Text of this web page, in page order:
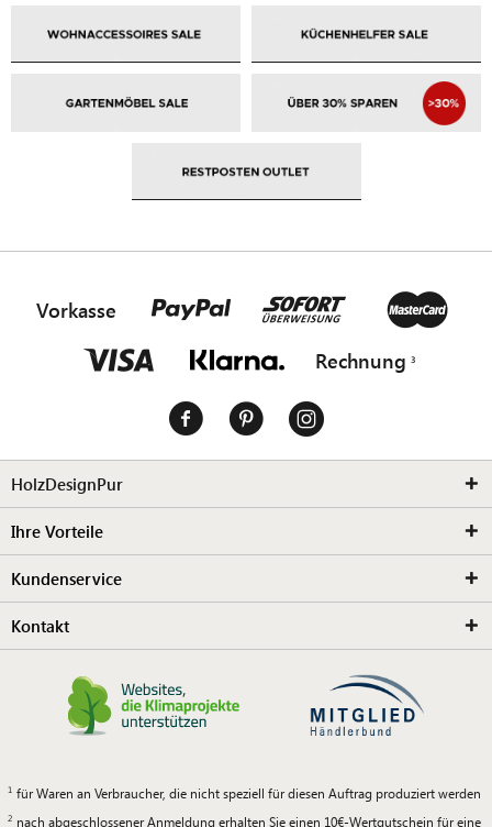
Vorkasse
Rechnung
HolzDesignPur
Ihre Vorteile
Kundenservice
Kontakt
für Waren an Verbraucher, die nicht speziell für diesen Auftrag produziert werden
nach abgeschlossener Anmeldung erhalten Sie einen 10€-Wertgutschein für eine